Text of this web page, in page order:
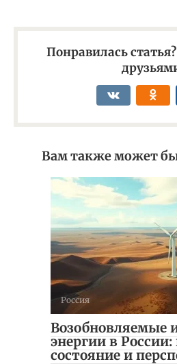
Понравилась
Вам также может
Россия
Возобновляемые
энергии в
состояние и